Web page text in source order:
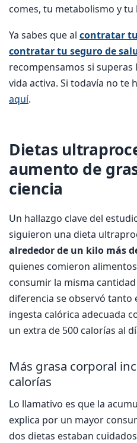
comes, tu metabolismo y
Ya sabes que al contratar
contratar tu seguro de
recompensamos si
vida activa. Si todavía no te
aquí.
Dietas
aumento de
ciencia
Un hallazgo clave del
siguieron una dieta
alrededor de un kilo más
quienes comieron
consumir la misma
diferencia se observó tanto
ingesta calórica adecuada
un extra de 500 calorías al
Más grasa corporal
calorías
Lo llamativo es que la
explica por un mayor
dos dietas estaban